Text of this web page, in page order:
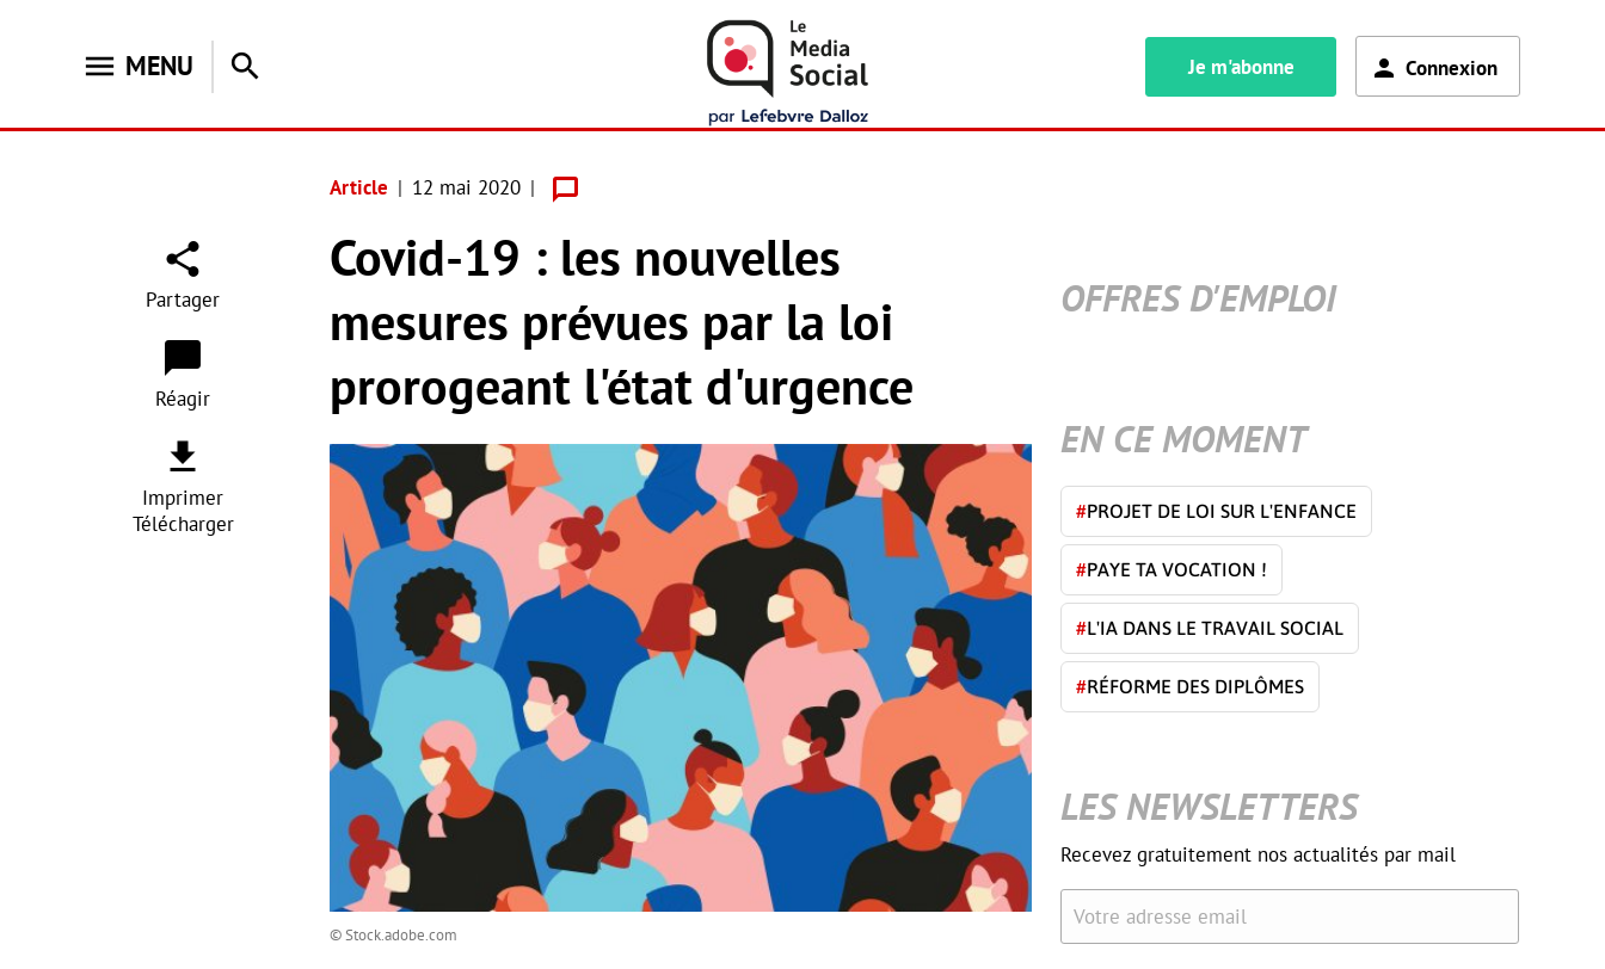
menu MENU search Je m'abonne Connexion
Article 12 mai 2020
Partager
Réagir
Imprimer
Télécharger
Covid-19 : les nouvelles
mesures prévues par la loi
prorogeant l'état d'urgence
© Stock.adobe.com
OFFRES D'EMPLOI
EN CE MOMENT
#PROJET DE LOI SUR L'ENFANCE
#PAYE TA VOCATION !
#L'IA DANS LE TRAVAIL SOCIAL
#RÉFORME DES DIPLÔMES
LES NEWSLETTERS
Recevez gratuitement nos actualités par mail
Votre adresse email